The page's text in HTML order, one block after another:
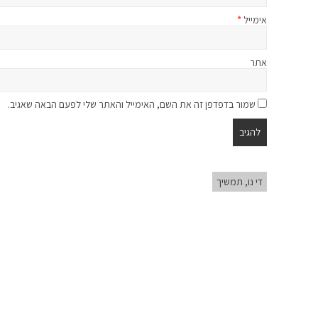
אימייל *
אתר
שמור בדפדפן זה את השם, האימייל והאתר שלי לפעם הבאה שאגיב.
די נו, תמשיך